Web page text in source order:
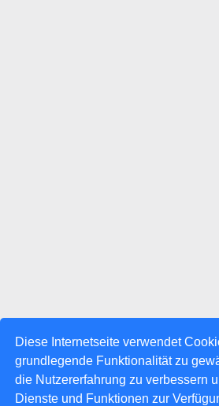
Diese Internetseite verwendet
grundlegende Funktionalität zu
die Nutzererfahrung zu verbessern
Dienste und Funktionen zur